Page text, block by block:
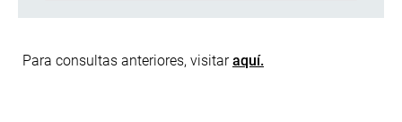
Para consultas anteriores, visitaraquí.